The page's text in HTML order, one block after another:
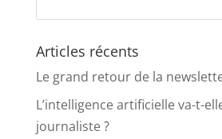
Articles récents
Le grand retour de la
L’intelligence artificielle va-t-
journaliste ?